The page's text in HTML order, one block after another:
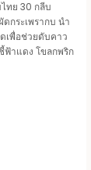
ทย 30 กลีบ
กระเพรากบ นำ
เพื่อช่วยดับคาว
ฟ้าแดง โขลกพริก